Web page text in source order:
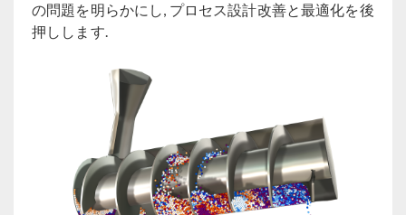
の問題を明らかにし, プロセス設計改善と最適化を後
押しします.